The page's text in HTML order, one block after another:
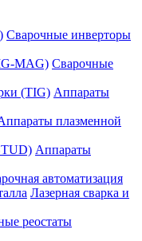
Сварочные инверторы
Сварочные
Аппараты
плазменной
Аппараты
автоматизация
Лазерная сварка и
реостаты